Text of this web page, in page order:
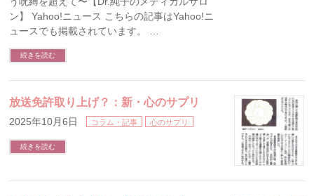
ン】 Yahoo!ニュース こちらの記事はYahoo!ニ
ュースでも掲載されています。 …
続きを読む
放送免許取り上げ？：新・心のサプリ
2025年10月6日 コラム・記事 心のサプリ
続きを読む